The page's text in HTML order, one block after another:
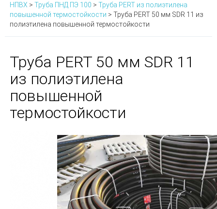
НПВХ > Труба ПНД ПЭ 100 > Труба PERT из полиэтилена
повышенной термостойкости > Труба PERT 50 мм SDR 11 из
полиэтилена повышенной термостойкости
Труба PERT 50 мм SDR 11
из полиэтилена
повышенной
термостойкости